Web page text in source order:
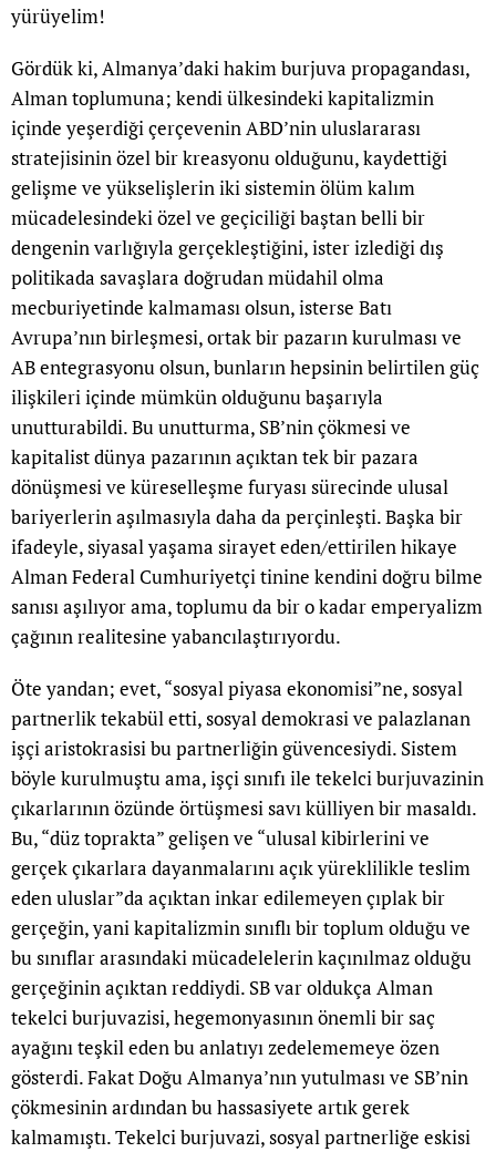
yürüyelim!
Gördük ki, Almanya’daki hakim burjuva propagandası,
Alman toplumuna; kendi ülkesindeki kapitalizmin
içinde yeşerdiği çerçevenin ABD’nin uluslararası
stratejisinin özel bir kreasyonu olduğunu, kaydettiği
gelişme ve yükselişlerin iki sistemin ölüm kalım
mücadelesindeki özel ve geçiciliği baştan belli bir
dengenin varlığıyla gerçekleştiğini, ister izlediği dış
politikada savaşlara doğrudan müdahil olma
mecburiyetinde kalmaması olsun, isterse Batı
Avrupa’nın birleşmesi, ortak bir pazarın kurulması ve
AB entegrasyonu olsun, bunların hepsinin belirtilen güç
ilişkileri içinde mümkün olduğunu başarıyla
unutturabildi. Bu unutturma, SB’nin çökmesi ve
kapitalist dünya pazarının açıktan tek bir pazara
dönüşmesi ve küreselleşme furyası sürecinde ulusal
bariyerlerin aşılmasıyla daha da perçinleşti. Başka bir
ifadeyle, siyasal yaşama sirayet eden/ettirilen hikaye
Alman Federal Cumhuriyetçi tinine kendini doğru bilme
sanısı aşılıyor ama, toplumu da bir o kadar emperyalizm
çağının realitesine yabancılaştırıyordu.
Öte yandan; evet, “sosyal piyasa ekonomisi”ne, sosyal
partnerlik tekabül etti, sosyal demokrasi ve palazlanan
işçi aristokrasisi bu partnerliğin güvencesiydi. Sistem
böyle kurulmuştu ama, işçi sınıfı ile tekelci burjuvazinin
çıkarlarının özünde örtüşmesi savı külliyen bir masaldı.
Bu, “düz toprakta” gelişen ve “ulusal kibirlerini ve
gerçek çıkarlara dayanmalarını açık yüreklilikle teslim
eden uluslar”da açıktan inkar edilemeyen çıplak bir
gerçeğin, yani kapitalizmin sınıflı bir toplum olduğu ve
bu sınıflar arasındaki mücadelelerin kaçınılmaz olduğu
gerçeğinin açıktan reddiydi. SB var oldukça Alman
tekelci burjuvazisi, hegemonyasının önemli bir saç
ayağını teşkil eden bu anlatıyı zedelememeye özen
gösterdi. Fakat Doğu Almanya’nın yutulması ve SB’nin
çökmesinin ardından bu hassasiyete artık gerek
kalmamıştı. Tekelci burjuvazi, sosyal partnerliğe eskisi